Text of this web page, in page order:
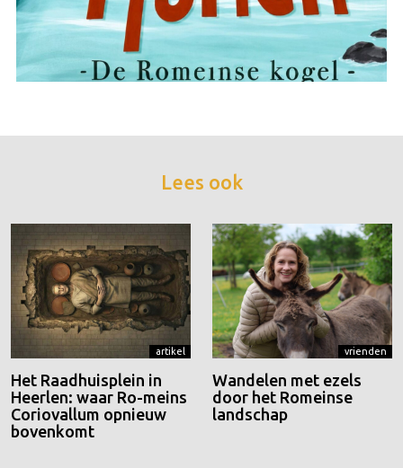
Lees ook
artikel
Het Raadhuisplein in
Heerlen: waar Ro-meins
Coriovallum opnieuw
bovenkomt
vrienden
Wandelen met ezels
door het Romeinse
landschap